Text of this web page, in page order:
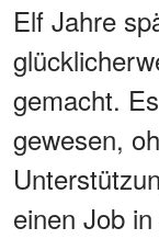
Elf Jahre
gemacht.
gewesen,
einen Job